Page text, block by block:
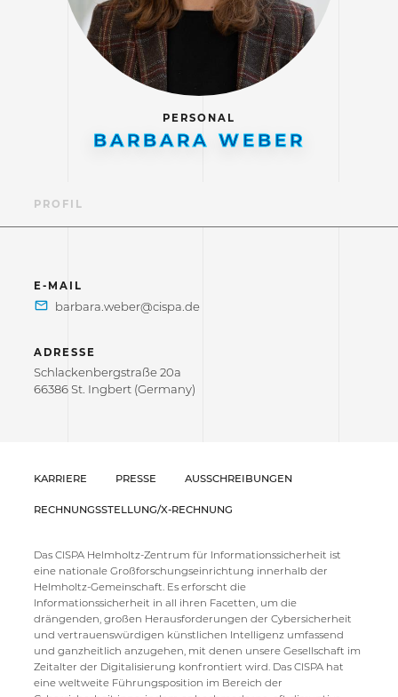
PERSONAL
BARBARA WEBER
PROFIL
E-MAIL
ADRESSE
Schlackenbergstraße 20a
66386 St. Ingbert (Germany)
KARRIERE PRESSE AUSSCHREIBUNGEN
RECHNUNGSSTELLUNG/X-RECHNUNG
Das CISPA Helmholtz-Zentrum für Informationssicherheit ist
eine nationale Großforschungseinrichtung innerhalb der
Helmholtz-Gemeinschaft. Es erforscht die
Informationssicherheit in all ihren Facetten, um die
drängenden, großen Herausforderungen der Cybersicherheit
und vertrauenswürdigen künstlichen Intelligenz umfassend
und ganzheitlich anzugehen, mit denen unsere Gesellschaft im
Zeitalter der Digitalisierung konfrontiert wird. Das CISPA hat
eine weltweite Führungsposition im Bereich der